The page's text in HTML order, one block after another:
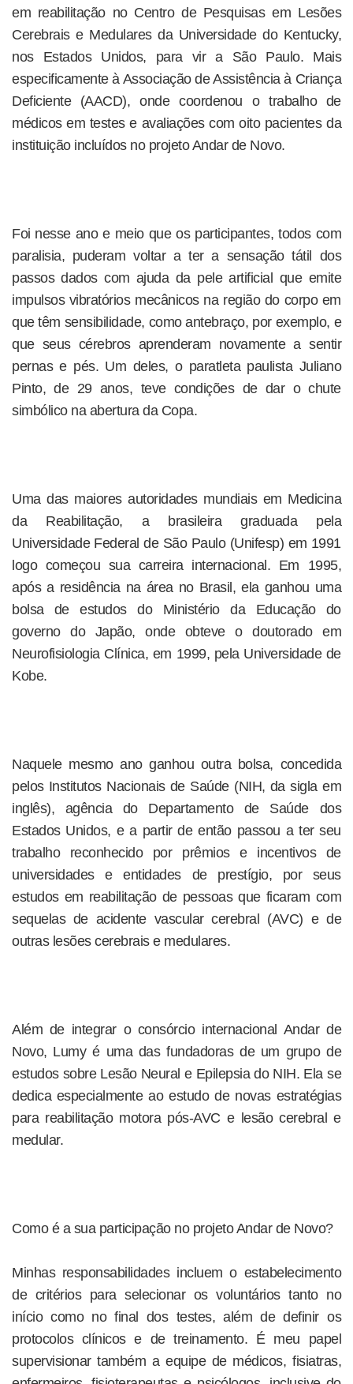
em reabilitação no Centro de Pesquisas em Lesões
Cerebrais e Medulares da Universidade do Kentucky,
nos Estados Unidos, para vir a São Paulo. Mais
especificamente à Associação de Assistência à Criança
Deficiente (AACD), onde coordenou o trabalho de
médicos em testes e avaliações com oito pacientes da
instituição incluídos no projeto Andar de Novo.
Foi nesse ano e meio que os participantes, todos com
paralisia, puderam voltar a ter a sensação tátil dos
passos dados com ajuda da pele artificial que emite
impulsos vibratórios mecânicos na região do corpo em
que têm sensibilidade, como antebraço, por exemplo, e
que seus cérebros aprenderam novamente a sentir
pernas e pés. Um deles, o paratleta paulista Juliano
Pinto, de 29 anos, teve condições de dar o chute
simbólico na abertura da Copa.
Uma das maiores autoridades mundiais em Medicina
da Reabilitação, a brasileira graduada pela
Universidade Federal de São Paulo (Unifesp) em 1991
logo começou sua carreira internacional. Em 1995,
após a residência na área no Brasil, ela ganhou uma
bolsa de estudos do Ministério da Educação do
governo do Japão, onde obteve o doutorado em
Neurofisiologia Clínica, em 1999, pela Universidade de
Kobe.
Naquele mesmo ano ganhou outra bolsa, concedida
pelos Institutos Nacionais de Saúde (NIH, da sigla em
inglês), agência do Departamento de Saúde dos
Estados Unidos, e a partir de então passou a ter seu
trabalho reconhecido por prêmios e incentivos de
universidades e entidades de prestígio, por seus
estudos em reabilitação de pessoas que ficaram com
sequelas de acidente vascular cerebral (AVC) e de
outras lesões cerebrais e medulares.
Além de integrar o consórcio internacional Andar de
Novo, Lumy é uma das fundadoras de um grupo de
estudos sobre Lesão Neural e Epilepsia do NIH. Ela se
dedica especialmente ao estudo de novas estratégias
para reabilitação motora pós-AVC e lesão cerebral e
medular.
Como é a sua participação no projeto Andar de Novo?
Minhas responsabilidades incluem o estabelecimento
de critérios para selecionar os voluntários tanto no
início como no final dos testes, além de definir os
protocolos clínicos e de treinamento. É meu papel
supervisionar também a equipe de médicos, fisiatras,